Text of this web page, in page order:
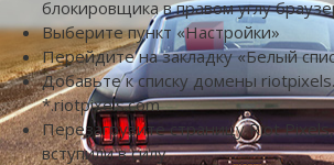
блокировщика в правом углу
Выберите пункт «Настройки»
Перейдите на закладку «Белый
Добавьте к списку домены
*.riotpixels.com
Перезагрузите страницу Riot
вступили в силу